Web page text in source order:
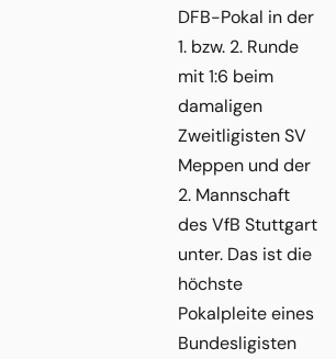
DFB-Pokal in der
1. bzw. 2. Runde
mit 1:6 beim
damaligen
Zweitligisten SV
Meppen und der
2. Mannschaft
des VfB Stuttgart
unter. Das ist die
höchste
Pokalpleite eines
Bundesligisten